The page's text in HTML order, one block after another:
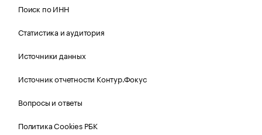
Поиск по ИНН
Статистика и аудитория
Источники данных
Источник отчетности Контур.Фокус
Вопросы и ответы
Политика Cookies РБК